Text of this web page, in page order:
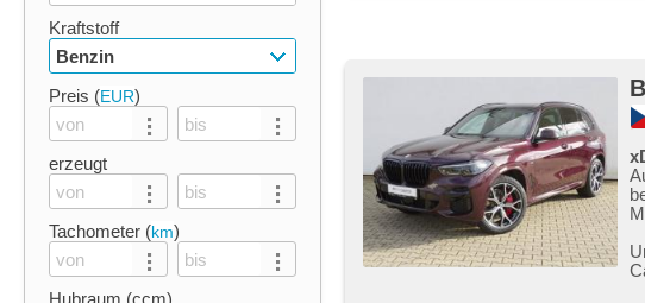
Kraftstoff
Benzin
Preis (EUR)
erzeugt
Tachometer (km)
Hubraum (ccm)